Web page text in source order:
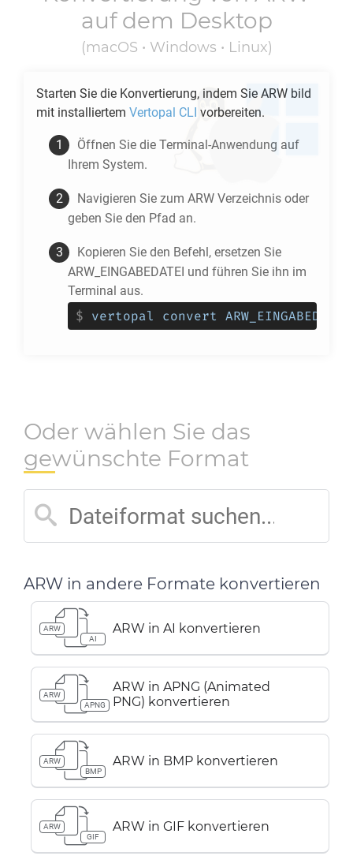
auf dem Desktop
(macOS • Windows • Linux)
Starten Sie die Konvertierung, indem Sie ARW bild
mit installiertem Vertopal CLI vorbereiten.
Öffnen Sie die Terminal-Anwendung auf
Ihrem System.
Navigieren Sie zum ARW Verzeichnis oder
geben Sie den Pfad an.
Kopieren Sie den Befehl, ersetzen Sie
ARW_EINGABEDATEI und führen Sie ihn im
Terminal aus.
$ vertopal convert
Oder wählen Sie das
gewünschte Format
ARW in andere Formate konvertieren
ARW
AI
ARW in AI konvertieren
ARW
APNG
ARW in APNG (Animated
PNG) konvertieren
ARW
BMP
ARW in BMP konvertieren
ARW
GIF
ARW in GIF konvertieren